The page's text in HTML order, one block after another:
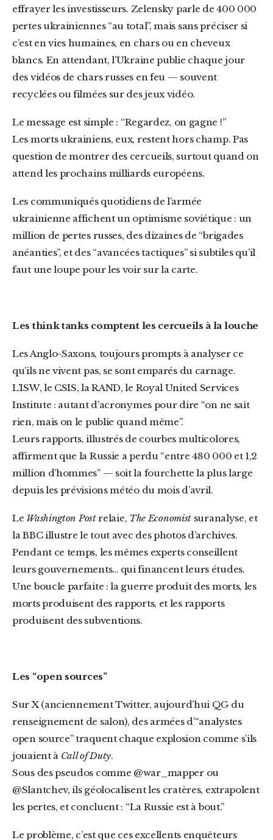
effrayer les investisseurs. Zelensky parle de 400 000
pertes ukrainiennes “au total”, mais sans préciser si
c’est en vies humaines, en chars ou en cheveux
blancs. En attendant, l’Ukraine publie chaque jour
des vidéos de chars russes en feu — souvent
recyclées ou filmées sur des jeux vidéo.
Le message est simple : “Regardez, on gagne !”
Les morts ukrainiens, eux, restent hors champ. Pas
question de montrer des cercueils, surtout quand on
attend les prochains milliards européens.
Les communiqués quotidiens de l’armée
ukrainienne affichent un optimisme soviétique : un
million de pertes russes, des dizaines de “brigades
anéanties”, et des “avancées tactiques” si subtiles qu’il
faut une loupe pour les voir sur la carte.
Les think tanks comptent les cercueils à la louche
Les Anglo-Saxons, toujours prompts à analyser ce
qu’ils ne vivent pas, se sont emparés du carnage.
L’ISW, le CSIS, la RAND, le Royal United Services
Institute : autant d’acronymes pour dire “on ne sait
rien, mais on le publie quand même”.
Leurs rapports, illustrés de courbes multicolores,
affirment que la Russie a perdu “entre 480 000 et 1,2
million d’hommes” — soit la fourchette la plus large
depuis les prévisions météo du mois d’avril.
Le Washington Postrelaie, The Economist suranalyse, et
la BBC illustre le tout avec des photos d’archives.
Pendant ce temps, les mêmes experts conseillent
leurs gouvernements… qui financent leurs études.
Une boucle parfaite : la guerre produit des morts, les
morts produisent des rapports, et les rapports
produisent des subventions.
Les “open sources”
Sur X (anciennement Twitter, aujourd’hui QG du
renseignement de salon), des armées d’“analystes
open source” traquent chaque explosion comme s’ils
jouaient à Call of Duty.
Sous des pseudos comme @war_mapper ou
@Slantchev, ils géolocalisent les cratères, extrapolent
les pertes, et concluent : “La Russie est à bout.”
Le problème, c’est que ces excellents enquêteurs